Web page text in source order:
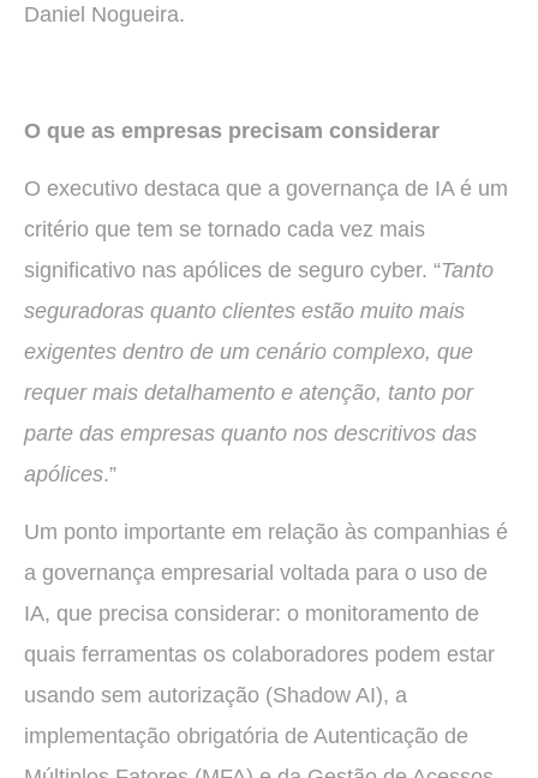
Daniel Nogueira.
O que as empresas precisam considerar
O executivo destaca que a governança de IA é um
critério que tem se tornado cada vez mais
significativo nas apólices de seguro cyber. “Tanto
seguradoras quanto clientes estão muito mais
exigentes dentro de um cenário complexo, que
requer mais detalhamento e atenção, tanto por
parte das empresas quanto nos descritivos das
apólices.”
Um ponto importante em relação às companhias é
a governança empresarial voltada para o uso de
IA, que precisa considerar: o monitoramento de
quais ferramentas os colaboradores podem estar
usando sem autorização (Shadow AI), a
implementação obrigatória de Autenticação de